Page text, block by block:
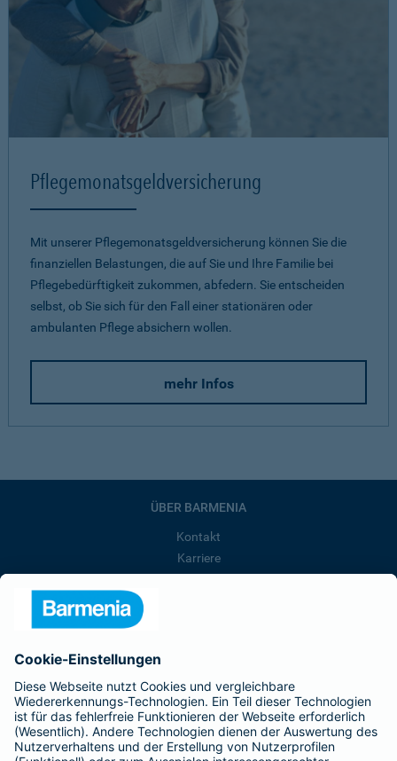
Pflegemonatsgeld­versicherung
Mit unserer Pflegemonatsgeld­versicherung können Sie die
finanziellen Belastungen, die auf Sie und Ihre Familie bei
Pflegebedürftigkeit zukommen, abfedern. Sie entscheiden
selbst, ob Sie sich für den Fall einer stationären oder
ambulanten Pflege absichern wollen.
mehr Infos
ÜBER BARMENIA
Kontakt
Karriere
Barmenia ist Teil der BarmeniaGothaer
BELIEBTE SEITEN
Kranken-Zusatzversicherung
Tierversicherungen